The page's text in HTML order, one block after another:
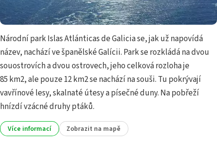
Národní park Islas Atlánticas de Galicia se, jak už napovídá
název, nachází ve španělské Galícii. Park se rozkládá na dvou
souostrovích a dvou ostrovech, jeho celková rozloha je
85 km2, ale pouze 12 km2 se nachází na souši. Tu pokrývají
vavřínové lesy, skalnaté útesy a písečné duny. Na pobřeží
hnízdí vzácné druhy ptáků.
Více informací Zobrazit na mapě